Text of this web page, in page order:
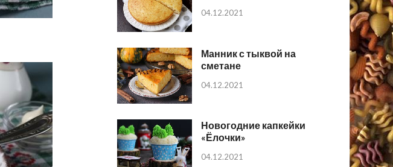
04.12.2021
Манник с тыквой на
сметане
04.12.2021
Новогодние капкейки
«Ёлочки»
04.12.2021